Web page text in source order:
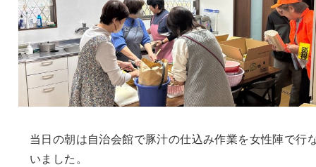
当日の朝は自治会館で豚汁の仕込み作業を女性陣で行
いました。